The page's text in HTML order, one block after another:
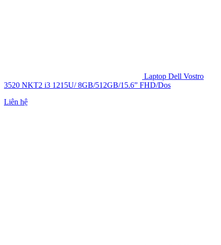
Laptop Dell Vostro
3520 NKT2 i3 1215U/ 8GB/512GB/15.6” FHD/Dos
Liên hệ